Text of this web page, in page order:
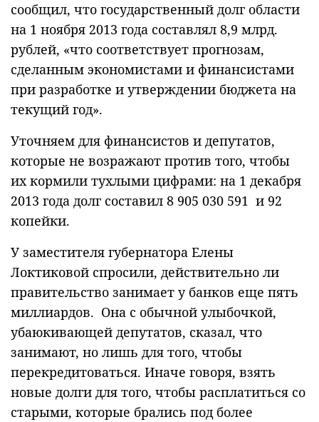
сообщил, что государственный долг области
на 1 ноября 2013 года составлял 8,9 млрд.
рублей, «что соответствует прогнозам,
сделанным экономистами и финансистами
при разработке и утверждении бюджета на
текущий год».
Уточняем для финансистов и депутатов,
которые не возражают против того, чтобы
их кормили тухлыми цифрами: на 1 декабря
2013 года долг составил 8 905 030 591 и 92
копейки.
У заместителя губернатора Елены
Локтиковой спросили, действительно ли
правительство занимает у банков еще пять
миллиардов. Она с обычной улыбочкой,
убаюкивающей депутатов, сказал, что
занимают, но лишь для того, чтобы
перекредитоваться. Иначе говоря, взять
новые долги для того, чтобы расплатиться со
старыми, которые брались под более